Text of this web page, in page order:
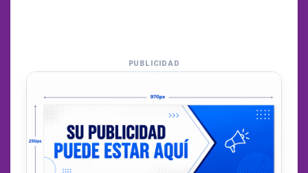
PUBLICIDAD